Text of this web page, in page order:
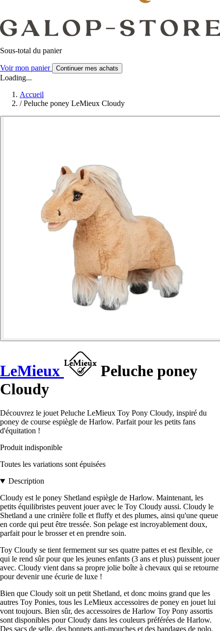
Sous-total du panier
Voir mon panier Continuer mes achats
Loading...
Accueil
/ Peluche poney LeMieux Cloudy
LeMieux
Peluche poney
Cloudy
Découvrez le jouet Peluche LeMieux Toy Pony Cloudy, inspiré du
poney de course espiègle de Harlow. Parfait pour les petits fans
d'équitation !
Produit indisponible
Toutes les variations sont épuisées
Description
Cloudy est le poney Shetland espiègle de Harlow. Maintenant, les
petits équilibristes peuvent jouer avec le Toy Cloudy aussi. Cloudy le
Shetland a une crinière folle et fluffy et des plumes, ainsi qu'une queue
en corde qui peut être tressée. Son pelage est incroyablement doux,
parfait pour le brosser et en prendre soin.
Toy Cloudy se tient fermement sur ses quatre pattes et est flexible, ce
qui le rend sûr pour que les jeunes enfants (3 ans et plus) puissent jouer
avec. Cloudy vient dans sa propre jolie boîte à chevaux qui se retourne
pour devenir une écurie de luxe !
Bien que Cloudy soit un petit Shetland, et donc moins grand que les
autres Toy Ponies, tous les LeMieux accessoires de poney en jouet lui
vont toujours. Bien sûr, des accessoires de Harlow Toy Pony assortis
sont disponibles pour Cloudy dans les couleurs préférées de Harlow.
Des sacs de selle, des bonnets anti-mouches et des bandages de polo,